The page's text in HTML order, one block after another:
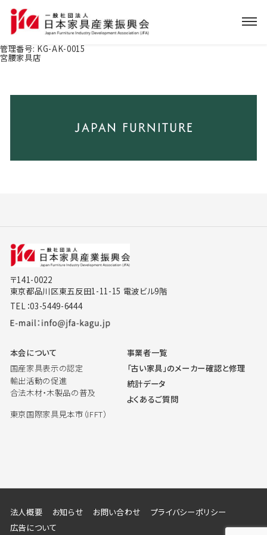
管理番号: KG-AK-0015
宮腰家具店
〒141-0022
東京都品川区東五反田1-11-15 電波ビル9階
TEL：03-5449-6444
本会について
国産家具表示の認定
輸出活動の促進
合法木材・木製品の普及
東京国際家具見本市（IFFT）
事業者一覧
「古い家具」のメーカー確認と修理
統計データ
よくあるご質問
法人概要 お知らせ お問い合わせ
プライバシーポリシー
広告について